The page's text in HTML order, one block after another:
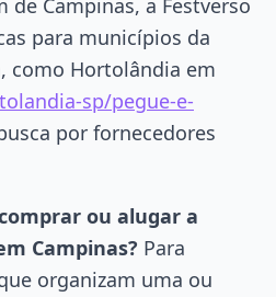
de Campinas, a Festverso
para municípios da
como Hortolândia em
sp/pegue-e-
por fornecedores
ou alugar a
Campinas? Para
organizam uma ou